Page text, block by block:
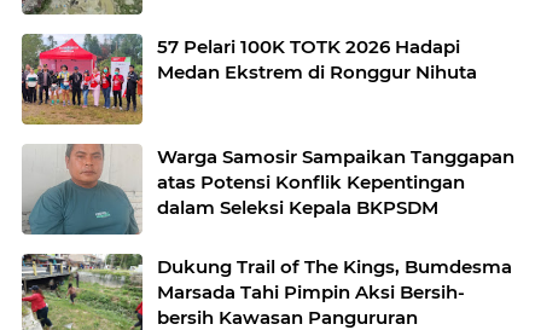
57 Pelari 100K TOTK 2026 Hadapi
Medan Ekstrem di Ronggur Nihuta
Warga Samosir Sampaikan Tanggapan
atas Potensi Konflik Kepentingan
dalam Seleksi Kepala BKPSDM
Dukung Trail of The Kings, Bumdesma
Marsada Tahi Pimpin Aksi Bersih-
bersih Kawasan Pangururan